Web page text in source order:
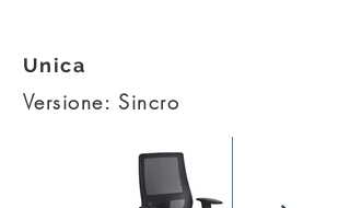
Unica
Versione: Sincro